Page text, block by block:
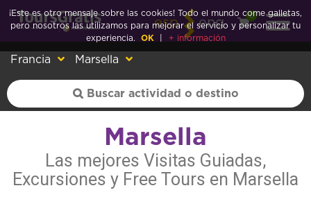
esp eng
0
Francia Marsella
Marsella
Las mejores Visitas Guiadas,
Excursiones y Free Tours en Marsella
¡Este es otro mensaje sobre las cookies! Todo el mundo come galletas,
pero nosotros las utilizamos para mejorar el servicio y personalizar tu
experiencia.
OK + información